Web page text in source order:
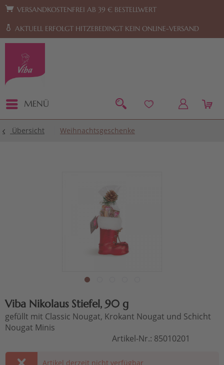
Zur Hauptnavigation springen Zum Footer springen
VERSANDKOSTENFREI AB 39 € BESTELLWERT
AKTUELL ERFOLGT HITZEBEDINGT KEIN ONLINE-VERSAND
MENÜ
Übersicht Weihnachtsgeschenke
Viba Nikolaus Stiefel, 90 g
gefüllt mit Classic Nougat, Krokant Nougat und Schicht
Nougat Minis
Artikel-Nr.: 85010201
Artikel derzeit nicht verfügbar